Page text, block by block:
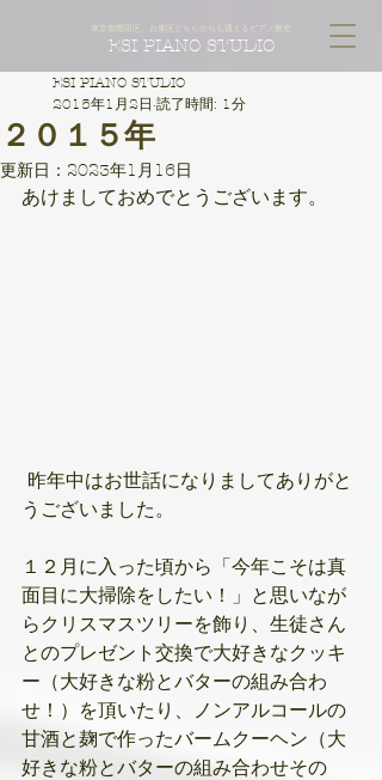
東京都墨田区、台東区どちらからも通えるピアノ教室
ESI PIANO STUDIO
２０１５年
ESI PIANO STUDIO
2015年1月2日 読了時間: 1分
更新日： 2023年1月16日
あけましておめでとうございます。
うございました。
１２月に入った頃から「今年こそは真
面目に大掃除をしたい！」と思いなが
らクリスマスツリーを飾り、生徒さん
とのプレゼント交換で大好きなクッキ
ー（大好きな粉とバターの組み合わ
せ！）を頂いたり、ノンアルコールの
甘酒と麹で作ったバームクーヘン（大
好きな粉とバターの組み合わせその